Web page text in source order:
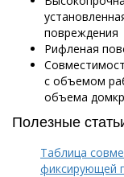
повреждения
Рифленая
с объемом
объема
Полезные
Таблица
фиксирующей